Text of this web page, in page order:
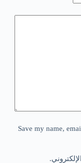
Save my name,